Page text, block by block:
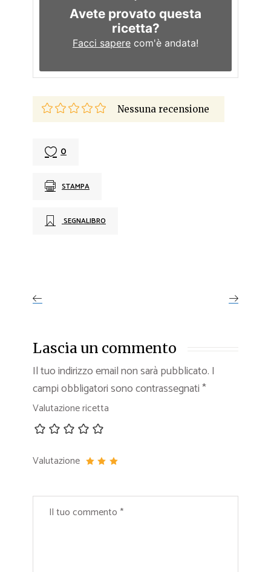
Avete provato questa
ricetta?
Facci sapere com'è andata!
Nessuna recensione
0
STAMPA
SEGNALIBRO
Lascia un commento
Il tuo indirizzo email non sarà pubblicato. I
campi obbligatori sono contrassegnati*
Valutazione ricetta
Valutazione